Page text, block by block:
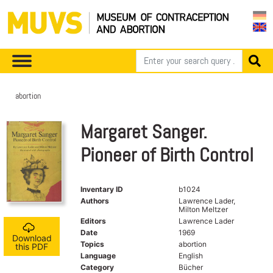
abortion
Download
this PDF
Margaret Sanger.
Pioneer of Birth Control
Inventary ID
b1024
Authors
Lawrence Lader,
Milton Meltzer
Editors
Lawrence Lader
Date
1969
Topics
abortion
Language
English
Category
Bücher